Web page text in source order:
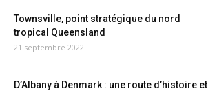
Townsville, point stratégique du nord
tropical Queensland
21 septembre 2022
D’Albany à Denmark : une route d’histoire et